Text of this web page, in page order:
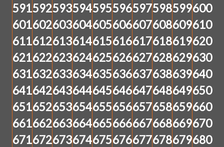
591592593594595596597598599600
601602603604605606607608609610
611612613614615616617618619620
621622623624625626627628629630
631632633634635636637638639640
641642643644645646647648649650
651652653654655656657658659660
661662663664665666667668669670
671672673674675676677678679680